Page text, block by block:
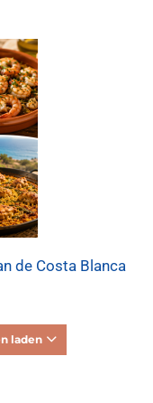
de Costa Blanca
laden